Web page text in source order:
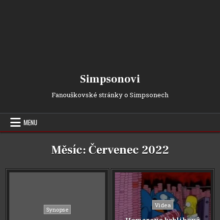
Simpsonovi
Fanouškovské stránky o Simpsonech
MENU
Měsíc: Červenec 2022
Posted
Synopse
Posted
in
Videa